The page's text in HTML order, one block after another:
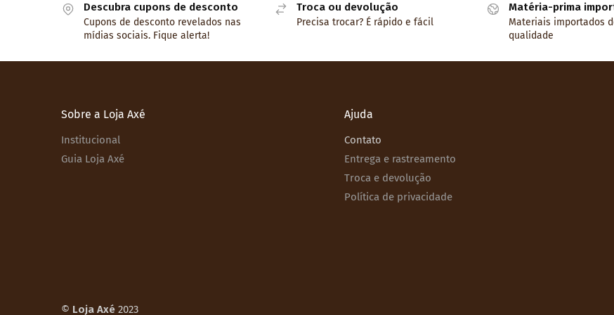
Descubra cupons de desconto
Cupons de desconto revelados nas
mídias sociais. Fique alerta!
Troca ou devolução
Precisa trocar? É rápido e fácil
Matéria-prima
Materiais importados
qualidade
Sobre a Loja Axé
Institucional
Guia Loja Axé
Ajuda
Contato
Entrega e rastreamento
Troca e devolução
Política de privacidade
© Loja Axé 2023